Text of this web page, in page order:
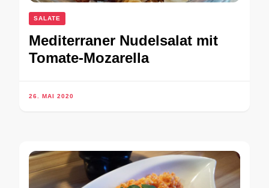
SALATE
Mediterraner Nudelsalat mit
Tomate-Mozarella
26. MAI 2020